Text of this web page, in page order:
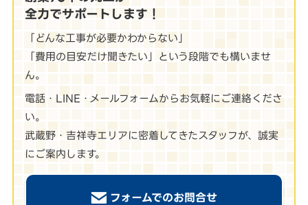
全力でサポートします！
「どんな工事が必要かわからない」
「費用の目安だけ聞きたい」という段階でも構いませ
ん。
電話・LINE・メールフォームからお気軽にご連絡くださ
い。
武蔵野・吉祥寺エリアに密着してきたスタッフが、誠実
にご案内します。
フォームでのお問合せ